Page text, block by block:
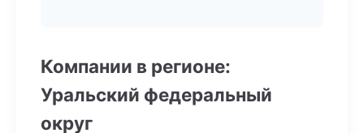
Компании в регионе:
Уральский федеральный
округ